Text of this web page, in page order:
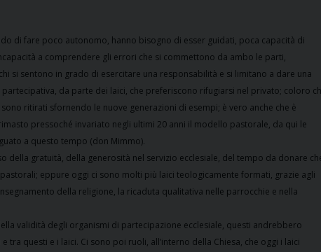
di fare poco autonomo, hanno bisogno di esser guidati, poca capacità di
a comprendere gli errori che si commettono da ambo le parti,
si sentono in grado di esercitare una responsabilità e si limitano a dare una
da parte dei laici, che preferiscono rifugiarsi nel privato; coloro
ritirati sfornendo le nuove generazioni di esempi; è vero anche che è
pressoché invariato negli ultimi 20 anni il modello pastorale, da qui le
a questo tempo (don Mimmo).
della gratuità, della generosità nel servizio ecclesiale, del tempo da donare
eppure oggi ci sono molti più laici teologicamente formati, grazie agli
della religione, la ricaduta qualitativa nelle parrocchie e nella
validità degli organismi di partecipazione ecclesiale, questi andrebbero
questi e i laici. Ci sono poi ruoli, all’interno della Chiesa, che oggi i laici